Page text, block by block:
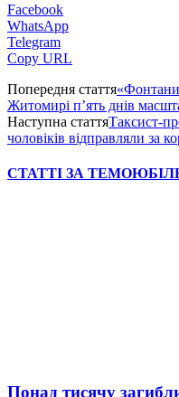
Facebook
WhatsApp
Telegram
Copy URL
Попередня стаття
Житомирі п’ять днів
Наступна статтяТаксист-
чоловіків відправляли за
СТАТТІ ЗА ТЕМОЮ
Понад тисячу